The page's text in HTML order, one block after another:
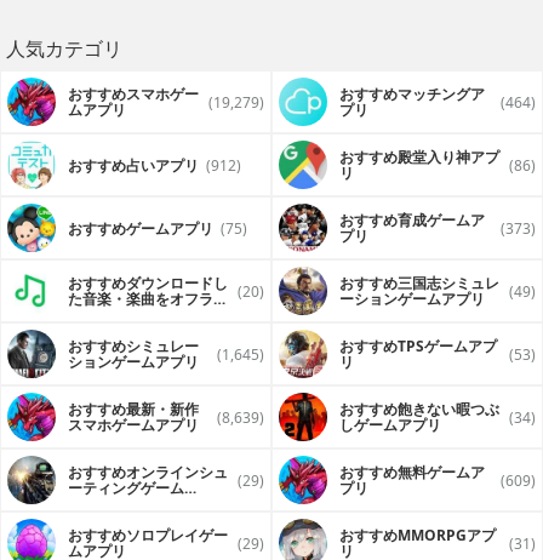
人気カテゴリ
おすすめスマホゲー
ムアプリ (19,279) おすすめマッチングア
プリ (464)
おすすめ占いアプリ (912) おすすめ殿堂入り神アプ
リ (86)
おすすめゲームアプリ (75) おすすめ育成ゲームア
プリ (373)
おすすめダウンロードし
た音楽・楽曲をオフライ (20) おすすめ三国志シミュレ
ーションゲームアプリ (49)
おすすめシミュレー
ションゲームアプリ (1,645) おすすめTPSゲームアプ
リ (53)
おすすめ最新・新作
スマホゲームアプリ (8,639) おすすめ飽きない暇つぶ
しゲームアプリ (34)
おすすめオンラインシュ
ーティングゲーム (29) おすすめ無料ゲームア
プリ (609)
おすすめソロプレイゲー
ムアプリ (29) おすすめ MMORPGアプ
リ (31)